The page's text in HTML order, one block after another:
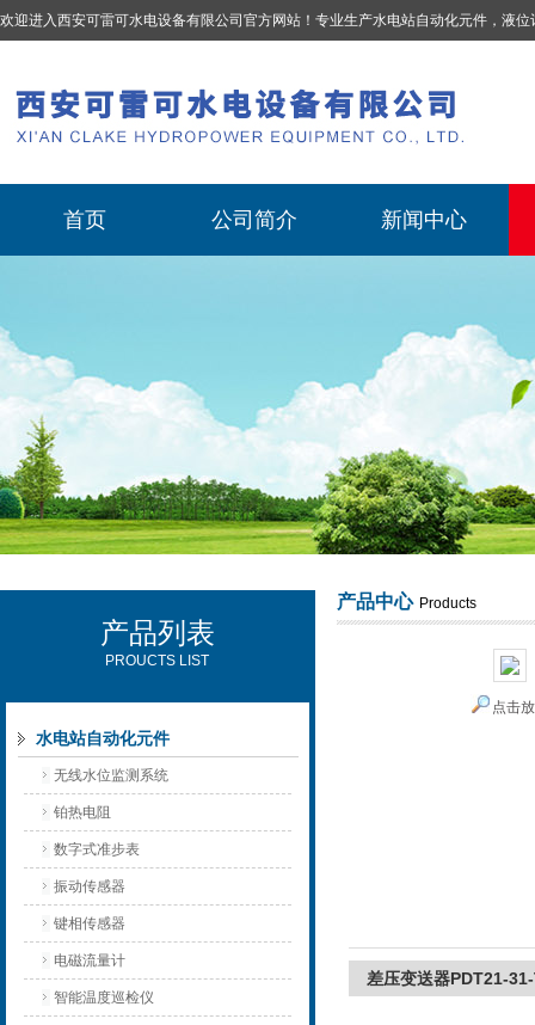
欢迎进入西安可雷可水电设备有限公司官方网站！专业生产水电站自动化元件，液位计、流量计、压力变送器、油混水控制器、温度传感器、电磁阀球阀蝶阀、测速装置、位移
西安可雷可水电设备有限公司
首页 公司简介 新闻中心
产品列表
PROUCTS LIST
水电站自动化元件
无线水位监测系统
铂热电阻
数字式准步表
振动传感器
键相传感器
电磁流量计
智能温度巡检仪
产品中心 Products
点击
差压变送器PDT21-